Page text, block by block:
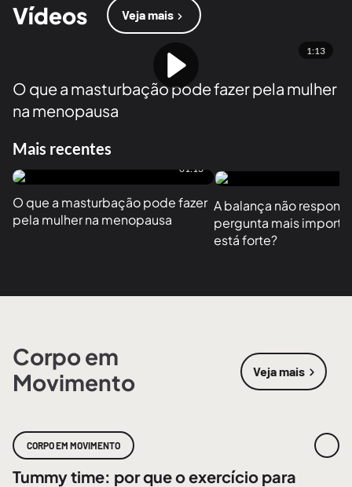
Vídeos Veja mais
1:13
O que a masturbação pode fazer pela mulher
na menopausa
Mais recentes
01:13
O que a masturbação pode fazer
pela mulher na menopausa
A balança não
pergunta mais
está forte?
Corpo em
Movimento
Veja mais
sobre
CORPO EM MOVIMENTO
Tummy time: por que o exercício para